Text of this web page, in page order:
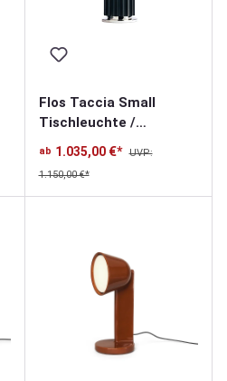
Flos Taccia Small
Tischleuchte /
Bodenleuchte
ab 1.035,00 €*
UVP:
1.150,00 €*